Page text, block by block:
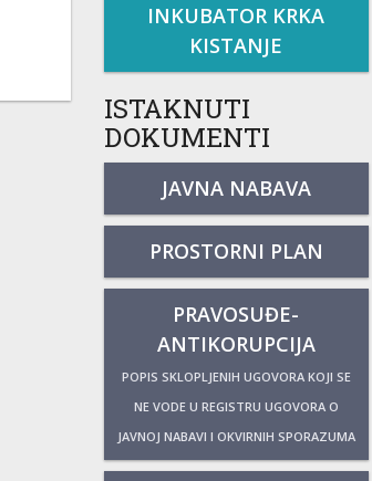
INKUBATOR KRKA
KISTANJE
ISTAKNUTI
DOKUMENTI
JAVNA NABAVA
PROSTORNI PLAN
PRAVOSUĐE-
ANTIKORUPCIJA
POPIS SKLOPLJENIH UGOVORA KOJI SE
NE VODE U REGISTRU UGOVORA O
JAVNOJ NABAVI I OKVIRNIH SPORAZUMA